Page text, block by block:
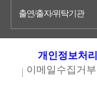
출연/출자/위탁기관
개인정보처
이메일수집거